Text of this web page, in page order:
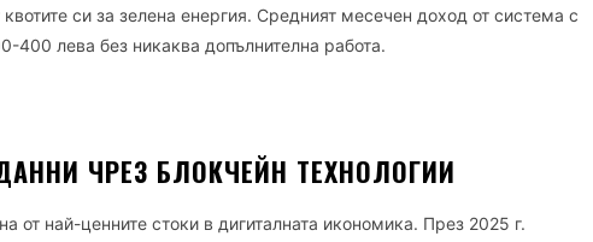
си за зелена енергия. Средният месечен доход от система с
400 лева без никаква допълнителна работа.
ЧРЕЗ БЛОКЧЕЙН ТЕХНОЛОГИИ
от най-ценните стоки в дигиталната икономика. През 2025 г.